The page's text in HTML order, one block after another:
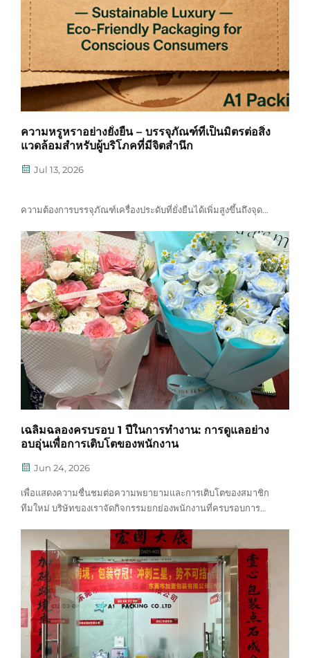
system) ที่ให้ผลลัพธ์ยอดเยี่ยมในการจำลองโทนสีไล่ระดับที่ซับ
ซ้อนและภาพถ่ายที่สมจริง จึงกลายเป็นทางเลือกมาตรฐานสำหรับ
งานพิมพ์สีจำนวนมากทั่วไป
ความหรูหราอย่างยั่งยืน – บรรจุภัณฑ์ที่เป็นมิตรต่อสิ่ง
แวดล้อมสำหรับผู้บริโภคที่มีจิตสำนึก
Jul 13, 2026
ความต้องการบรรจุภัณฑ์เครื่องประดับที่ยั่งยืนได้เพิ่มสูงขึ้นถึงจุด
แสดงให้เห็นถึงความรับผิดชอบต่อสิ่งแวดล้อมอย่างแท้จริง ปัจจุบัน
แบรนด์เครื่องประดับชั้นนำกำลังก้าวพ้นแนวคิดเพียงแค่ "ลดผลกระ
ทบ"...
เฉลิมฉลองครบรอบ 1 ปีในการทำงาน: การดูแลอย่าง
อบอุ่นเพื่อการเติบโตของพนักงาน
Jun 24, 2026
เพื่อแสดงความชื่นชมต่อความพยายามและการเติบโตของสมาชิก
ทีมใหม่ บริษัทของเราจัดกิจกรรมยกย่องพนักงานที่ครบรอบการ
และบัตรอวยพรที่เขียนด้วยลายมือเพื่อเฉลิมฉลองเหตุการณ์สำคัญ
นี้...